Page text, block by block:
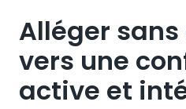
Alléger
vers une
active et